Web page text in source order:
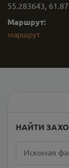
55.283643,
Маршрут:
маршрут
НАЙТИ
Искомая